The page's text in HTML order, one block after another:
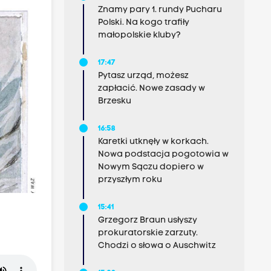
Znamy pary 1. rundy Pucharu
Polski. Na kogo trafiły
małopolskie kluby?
17:47
Pytasz urząd, możesz
zapłacić. Nowe zasady w
Brzesku
16:58
Karetki utknęły w korkach.
Nowa podstacja pogotowia w
Nowym Sączu dopiero w
przyszłym roku
15:41
Grzegorz Braun usłyszy
prokuratorskie zarzuty.
Chodzi o słowa o Auschwitz